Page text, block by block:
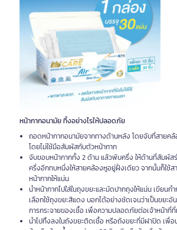
หน้ากากอนามัย ทิ้งอย่างไรให้ปลอดภัย
ถอดหน้ากากอนามัยจากทางด้านหลัง โดยจับที่สายค
โดยไม่ใช้มือสัมผัสกับตัวหน้ากาก
จับขอบหน้ากากทั้ง 2 ด้าน แล้วพับครึ่ง ให้ด้านที่สัมผัส
ครึ่งอีกทบหนึ่งให้สายคล้องหูอยู่ฝั่งเดียว จากนั้นก็ใช้
หน้ากากให้แน่น
นำหน้ากากไปใส่ในถุงขยะและมัดปากถุงให้แน่น เขียน
เลือกใช้ถุงขยะสีแดง บอกได้อย่างชัดเจนว่าเป็นขยะ
การกระจายของเชื้อ เพื่อความปลอดภัยต่อเจ้าหน้าที่
นำไปทิ้งลงในถังขยะติดเชื้อ หรือถังขยะที่มีฝาปิด เพื่อ